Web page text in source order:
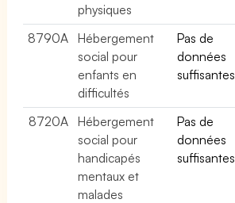
physiques
8790A Hébergement
social pour
enfants en
difficultés
Pas de
données
suffisantes
8720A
Hébergement
social pour
handicapés
mentaux et
malades
Pas de
données
suffisantes